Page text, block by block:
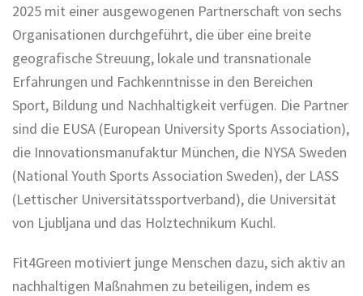
2025 mit einer ausgewogenen Partnerschaft von sechs
Organisationen durchgeführt, die über eine breite
geografische Streuung, lokale und transnationale
Erfahrungen und Fachkenntnisse in den Bereichen
Sport, Bildung und Nachhaltigkeit verfügen. Die Partner
sind die EUSA (European University Sports Association),
die Innovationsmanufaktur München, die NYSA Sweden
(National Youth Sports Association Sweden), der LASS
(Lettischer Universitätssportverband), die Universität
von Ljubljana und das Holztechnikum Kuchl.
Fit4Green motiviert junge Menschen dazu, sich aktiv an
nachhaltigen Maßnahmen zu beteiligen, indem es